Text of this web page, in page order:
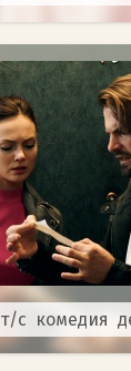
т/с комедия